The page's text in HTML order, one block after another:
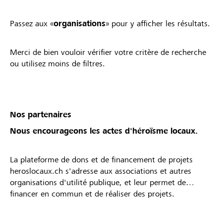
Passez aux «organisations» pour y afficher les résultats.
Merci de bien vouloir vérifier votre critère de recherche
ou utilisez moins de filtres.
Nos partenaires
Nous encourageons les actes d'héroïsme locaux.
La plateforme de dons et de financement de projets
heroslocaux.ch s'adresse aux associations et autres
organisations d'utilité publique, et leur permet de
financer en commun et de réaliser des projets.